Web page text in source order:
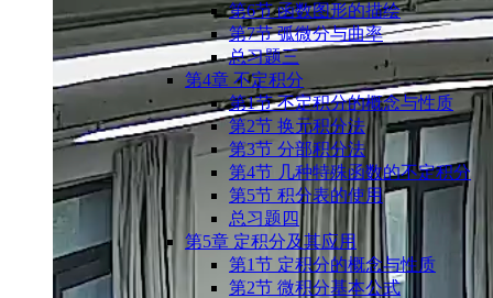
第6节 函数图形的描绘
第7节 弧微分与曲率
总习题三
第4章 不定积分
第1节 不定积分的概念与性质
第2节 换元积分法
第3节 分部积分法
第4节 几种特殊函数的不定积分
第5节 积分表的使用
总习题四
第5章 定积分及其应用
第1节 定积分的概念与性质
第2节 微积分基本公式